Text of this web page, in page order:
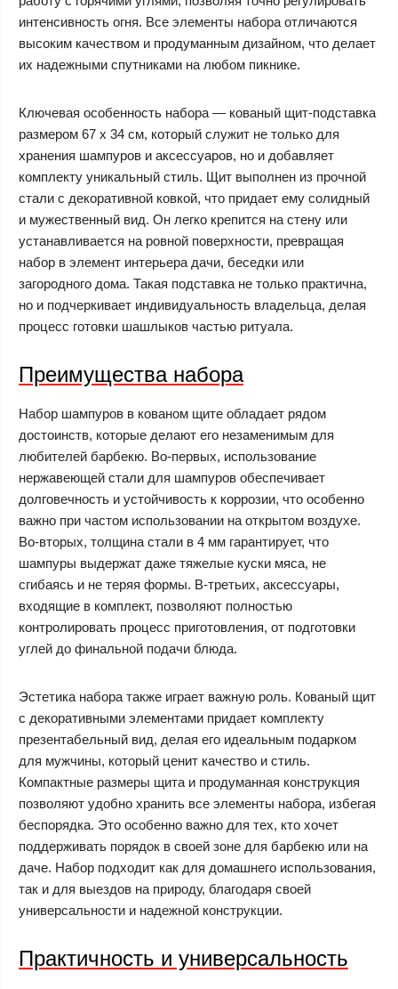
интенсивность огня. Все элементы набора отличаются
высоким качеством и продуманным дизайном, что делает
их надежными спутниками на любом пикнике.
Ключевая особенность набора — кованый щит-подставка
размером 67 х 34 см, который служит не только для
хранения шампуров и аксессуаров, но и добавляет
комплекту уникальный стиль. Щит выполнен из прочной
стали с декоративной ковкой, что придает ему солидный
и мужественный вид. Он легко крепится на стену или
устанавливается на ровной поверхности, превращая
набор в элемент интерьера дачи, беседки или
загородного дома. Такая подставка не только практична,
но и подчеркивает индивидуальность владельца, делая
процесс готовки шашлыков частью ритуала.
Преимущества набора
Набор шампуров в кованом щите обладает рядом
достоинств, которые делают его незаменимым для
любителей барбекю. Во-первых, использование
нержавеющей стали для шампуров обеспечивает
долговечность и устойчивость к коррозии, что особенно
важно при частом использовании на открытом воздухе.
Во-вторых, толщина стали в 4 мм гарантирует, что
шампуры выдержат даже тяжелые куски мяса, не
сгибаясь и не теряя формы. В-третьих, аксессуары,
входящие в комплект, позволяют полностью
контролировать процесс приготовления, от подготовки
углей до финальной подачи блюда.
Эстетика набора также играет важную роль. Кованый щит
с декоративными элементами придает комплекту
презентабельный вид, делая его идеальным подарком
для мужчины, который ценит качество и стиль.
Компактные размеры щита и продуманная конструкция
позволяют удобно хранить все элементы набора, избегая
беспорядка. Это особенно важно для тех, кто хочет
поддерживать порядок в своей зоне для барбекю или на
даче. Набор подходит как для домашнего использования,
так и для выездов на природу, благодаря своей
универсальности и надежной конструкции.
Практичность и универсальность